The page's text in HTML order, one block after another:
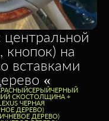
кнопок) на
вставками
«
СЕРЫЙЧЕРНЫЙ
СКОСТОЛЩИНА +
ЧЕРНАЯ
ДЕРЕВО)
ДЕРЕВО)